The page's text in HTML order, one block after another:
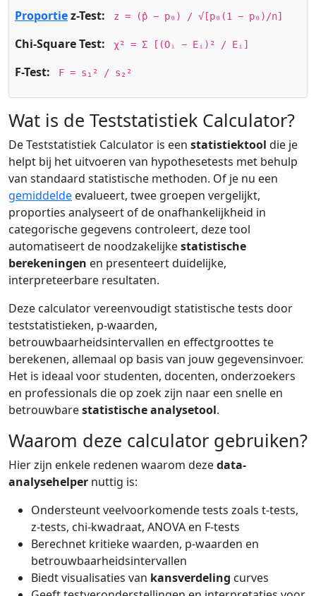
Proportiez-Test: z = (p̂ − p₀) / √[p₀(1 − p₀)/n]
Chi-Square Test: χ² = Σ [(Oᵢ − Eᵢ)² / Eᵢ]
F-Test: F = s₁² / s₂²
Wat is de Teststatistiek Calculator?
De Teststatistiek Calculator is een statistiektool die je
helpt bij het uitvoeren van hypothesetests met behulp
van standaard statistische methoden. Of je nu een
gemiddelde evalueert, twee groepen vergelijkt,
proporties analyseert of de onafhankelijkheid in
categorische gegevens controleert, deze tool
automatiseert de noodzakelijkestatistische
berekeningen en presenteert duidelijke,
interpreteerbare resultaten.
Deze calculator vereenvoudigt statistische tests door
teststatistieken, p-waarden,
betrouwbaarheidsintervallen en effectgroottes te
berekenen, allemaal op basis van jouw gegevensinvoer.
Het is ideaal voor studenten, docenten, onderzoekers
en professionals die op zoek zijn naar een snelle en
betrouwbarestatistische analysetool.
Waarom deze calculator gebruiken?
Hier zijn enkele redenen waarom dezedata-
analysehelper nuttig is:
Ondersteunt veelvoorkomende tests zoals t-tests,
z-tests, chi-kwadraat, ANOVA en F-tests
Berechnet kritieke waarden, p-waarden en
betrouwbaarheidsintervallen
Biedt visualisaties van kansverdeling curves